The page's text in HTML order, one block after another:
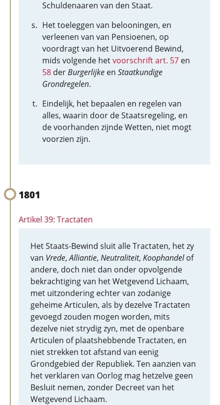
Schuldenaaren van den Staat.
Het toeleggen van belooningen, en
verleenen van van Pensioenen, op
voordragt van het Uitvoerend Bewind,
mids volgende hetvoorschrift art. 57 en
58 derBurgerlijke en Staatkundige
Grondregelen.
Eindelijk, het bepaalen en regelen van
alles, waarin door de Staatsregeling, en
de voorhanden zijnde Wetten, niet mogt
voorzien zijn.
1801
Artikel 39: Tractaten
Het Staats-Bewind sluit alle Tractaten, het zy
van Vrede,Alliantie, Neutraliteit, Koophandelof
andere, doch niet dan onder opvolgende
bekrachtiging van het Wetgevend Lichaam,
met uitzondering echter van zodanige
geheime Articulen, als by dezelve Tractaten
gevoegd zouden mogen worden, mits
dezelve niet strydig zyn, met de openbare
Articulen of plaatshebbende Tractaten, en
niet strekken tot afstand van eenig
Grondgebied der Republiek. Ten aanzien van
het verklaren van Oorlog mag hetzelve geen
Besluit nemen, zonder Decreet van het
Wetgevend Lichaam.